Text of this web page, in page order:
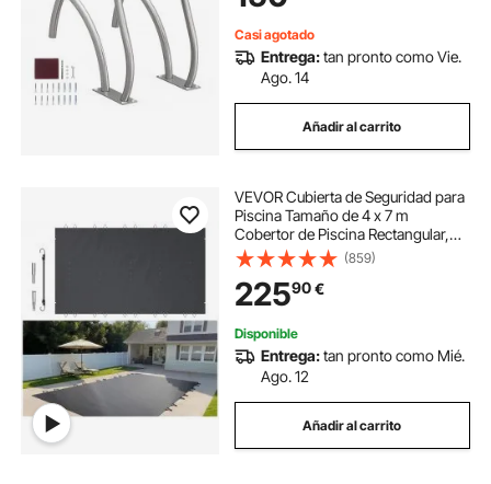
Terrazas, Spas
Casi agotado
Entrega:tan pronto como Vie.
Ago. 14
Añadir al carrito
VEVOR Cubierta de Seguridad para
Piscina Tamaño de 4 x 7 m
Cobertor de Piscina Rectangular,
Tamaño de Piscina de 3,7 x 6,7 m
Lona de Piscina de PVC Color
Carbón, Fácil de Instalar y Prevenir
Escombros
(859)
22590€
Disponible
Entrega:tan pronto como Mié.
Ago. 12
Añadir al carrito